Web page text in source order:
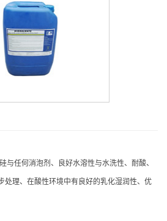
与任何消泡剂、良好水溶性与水洗性、耐酸、
处理、在酸性环境中有良好的乳化湿润性、优